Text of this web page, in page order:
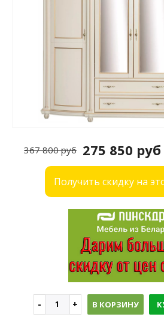
275 850 руб
367 800 руб
Получить скидку на
В КОРЗИНУ